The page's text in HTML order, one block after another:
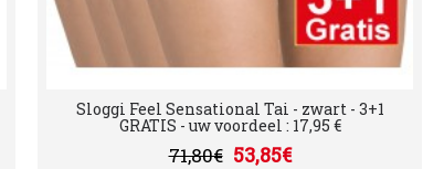
Sloggi Feel Sensational Tai - zwart - 3+1
GRATIS - uw voordeel : 17,95 €
71,80€ 53,85€